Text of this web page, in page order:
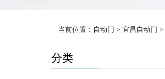
当前位置： 自动门 > 宜昌自动门 >
分类